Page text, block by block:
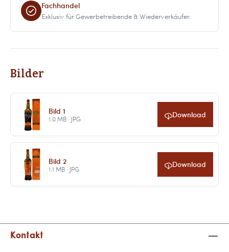
Fachhandel
Exklusiv für Gewerbetreibende & Wiederverkäufer.
Bilder
Bild 1
1.0 MB · JPG Download
Bild 2
1.1 MB · JPG Download
Kontakt